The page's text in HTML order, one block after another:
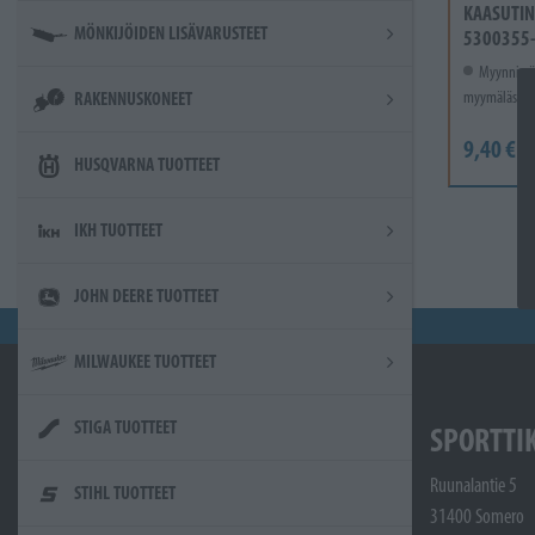
MÖNKIJÖIDEN LISÄVARUSTEET
RAKENNUSKONEET
HUSQVARNA TUOTTEET
IKH TUOTTEET
JOHN DEERE TUOTTEET
MILWAUKEE TUOTTEET
STIGA TUOTTEET
STIHL TUOTTEET
KAASUTIN
myymälässä.
9,40 €
Ruunalantie 5
31400 Somero